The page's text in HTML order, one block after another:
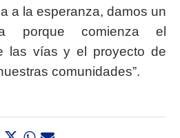
a la esperanza, damos un
porque comienza el
las vías y el proyecto de
comunidades”.